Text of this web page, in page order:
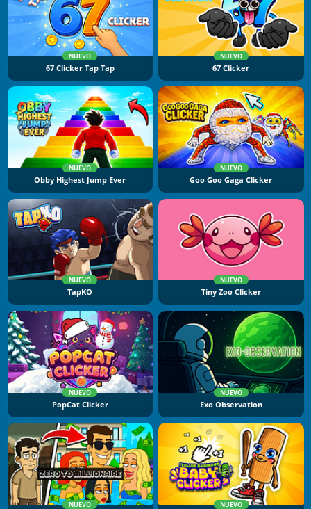
NUEVO
67 Clicker Tap Tap
NUEVO
67 Clicker
NUEVO
Obby Highest Jump Ever
NUEVO
Goo Goo Gaga Clicker
NUEVO
TapKO
NUEVO
Tiny Zoo Clicker
NUEVO
PopCat Clicker
NUEVO
Exo Observation
NUEVO NUEVO